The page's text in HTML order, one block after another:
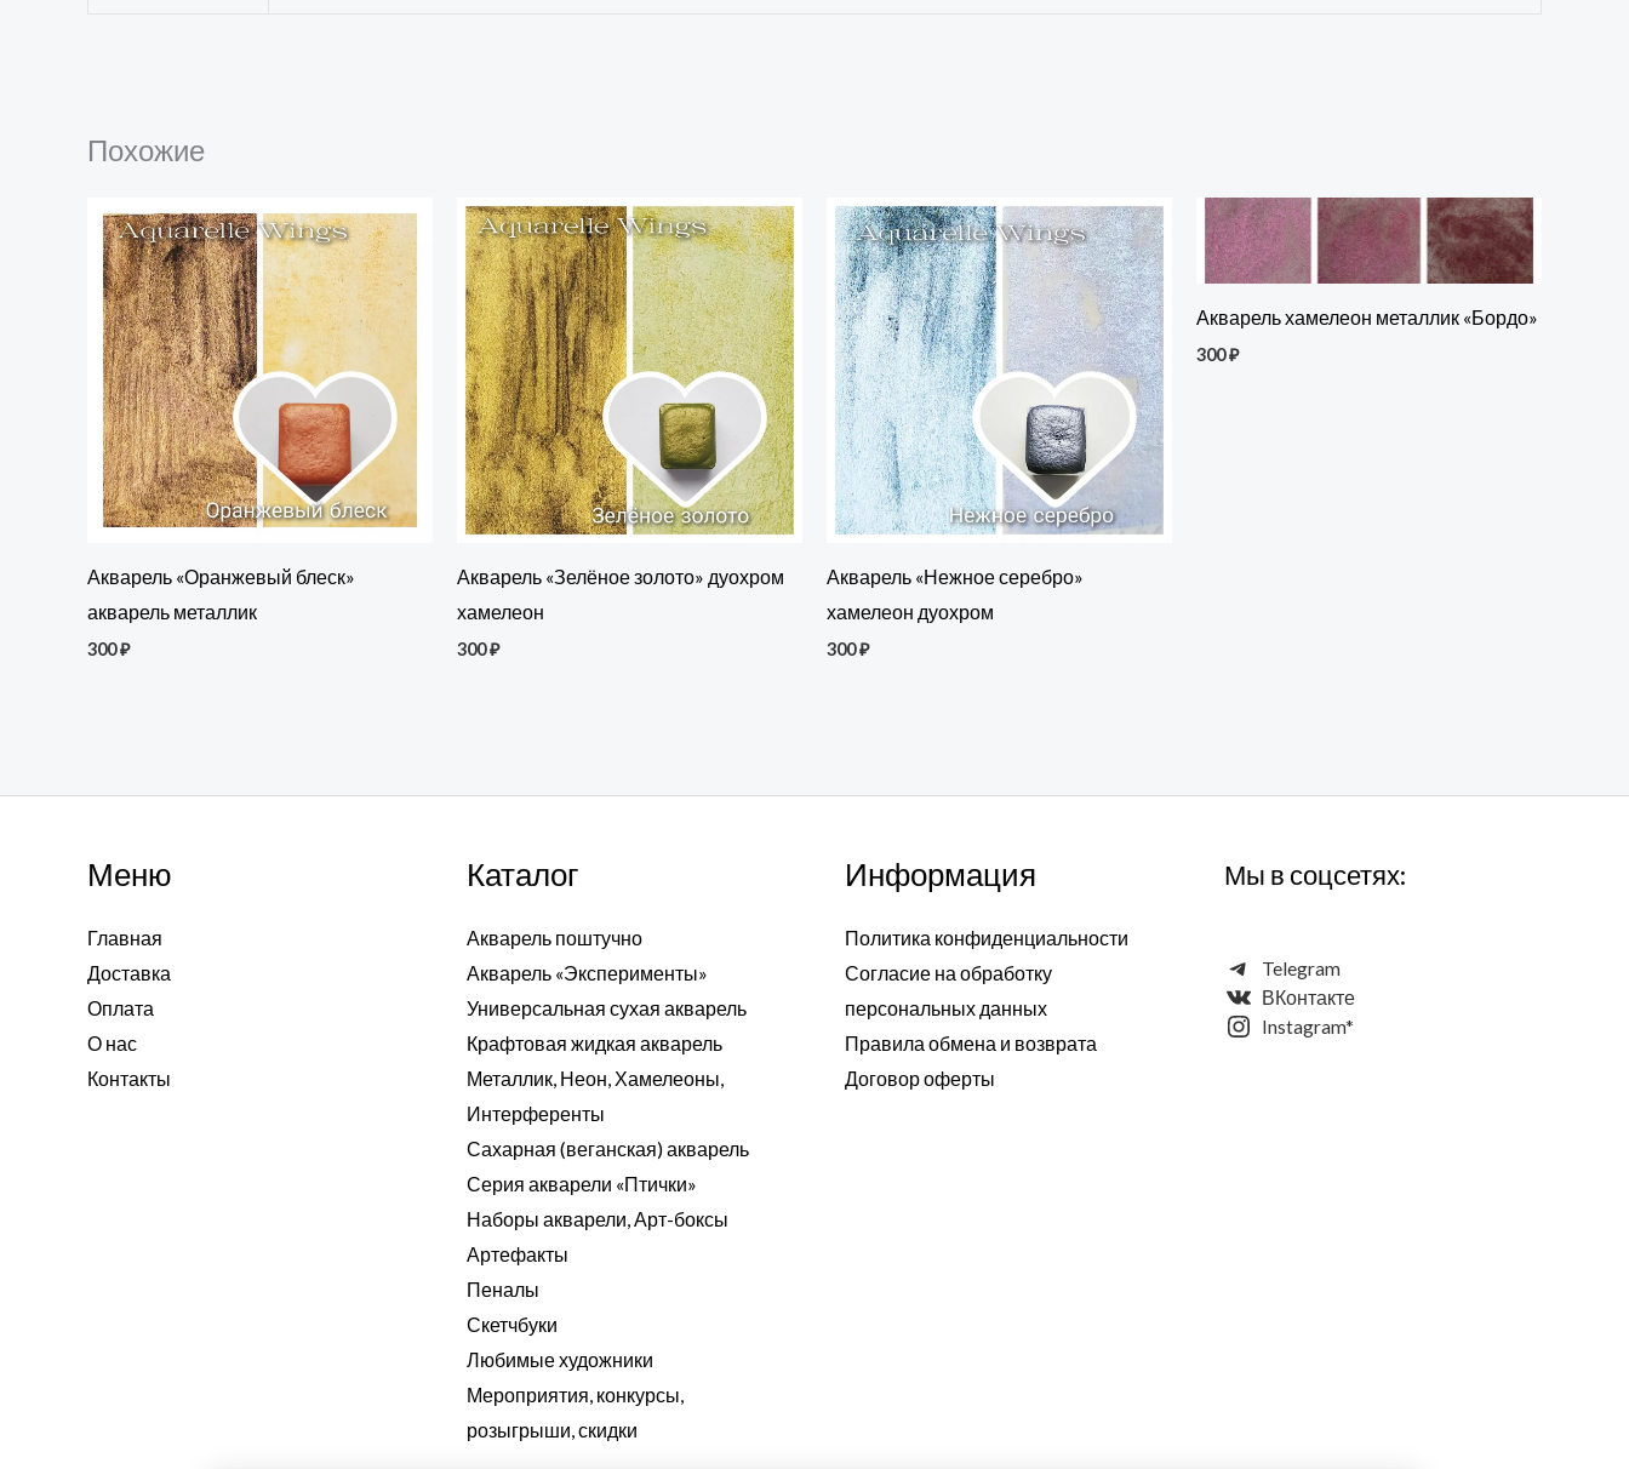
Похожие
Акварель «Оранжевый блеск»
акварель металлик
300₽
Акварель «Зелёное золото» дуохром
хамелеон
300₽
Акварель «Нежное серебро»
хамелеон дуохром
300₽
Акварель хамелеон металлик «Бордо»
300₽
Меню
Главная
Доставка
Оплата
О нас
Контакты
Каталог
Акварель поштучно
Акварель «Эксперименты»
Универсальная сухая акварель
Крафтовая жидкая акварель
Металлик, Неон, Хамелеоны,
Интерференты
Сахарная (веганская) акварель
Серия акварели «Птички»
Наборы акварели, Арт-боксы
Артефакты
Пеналы
Скетчбуки
Любимые художники
Мероприятия, конкурсы,
розыгрыши, скидки
Информация
Политика конфиденциальности
Согласие на обработку
персональных данных
Правила обмена и возврата
Договор оферты
Мы в соцсетях:
Telegram
ВКонтакте
Instagram*